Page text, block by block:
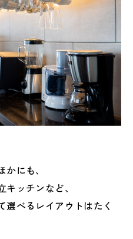
にも、
ッチンなど、
べるレイアウトはたく